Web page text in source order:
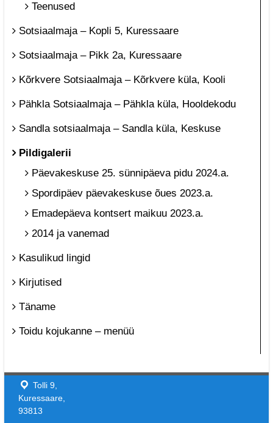
Teenused
Sotsiaalmaja – Kopli 5, Kuressaare
Sotsiaalmaja – Pikk 2a, Kuressaare
Kõrkvere Sotsiaalmaja – Kõrkvere küla, Kooli
Pähkla Sotsiaalmaja – Pähkla küla, Hooldekodu
Sandla sotsiaalmaja – Sandla küla, Keskuse
Pildigalerii
Päevakeskuse 25. sünnipäeva pidu 2024.a.
Spordipäev päevakeskuse õues 2023.a.
Emadepäeva kontsert maikuu 2023.a.
2014 ja vanemad
Kasulikud lingid
Kirjutised
Täname
Toidu kojukanne – menüü
Tolli 9,
Kuressaare,
93813